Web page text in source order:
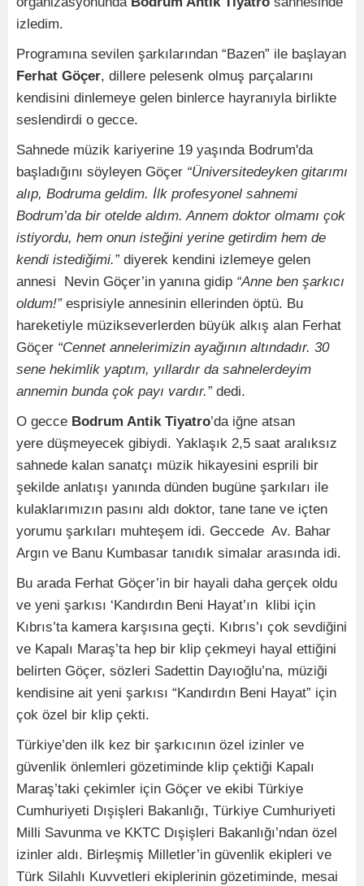
izledim.
Programına sevilen şarkılarından “Bazen” ile başlayan
Ferhat Göçer, dillere pelesenk olmuş parçalarını
kendisini dinlemeye gelen binlerce hayranıyla birlikte
seslendirdi o gecce.
Sahnede müzik kariyerine 19 yaşında Bodrum'da
başladığını söyleyen Göçer “Üniversitedeyken gitarımı
alıp, Bodruma geldim. İlk profesyonel sahnemi
Bodrum’da bir otelde aldım. Annem doktor olmamı çok
istiyordu, hem onun isteğini yerine getirdim hem de
kendi istediğimi.” diyerek kendini izlemeye gelen
annesi Nevin Göçer’in yanına gidip “Anne ben şarkıcı
oldum!” esprisiyle annesinin ellerinden öptü. Bu
hareketiyle müzikseverlerden büyük alkış alan Ferhat
Göçer “Cennet annelerimizin ayağının altındadır. 30
sene hekimlik yaptım, yıllardır da sahnelerdeyim
annemin bunda çok payı vardır.”dedi.
O gecce Bodrum Antik Tiyatro’da iğne atsan
yere düşmeyecek gibiydi. Yaklaşık 2,5 saat aralıksız
sahnede kalan sanatçı müzik hikayesini esprili bir
şekilde anlatışı yanında dünden bugüne şarkıları ile
kulaklarımızın pasını aldı doktor, tane tane ve içten
yorumu şarkıları muhteşem idi. Geccede Av. Bahar
Argın ve Banu Kumbasar tanıdık simalar arasında idi.
Bu arada Ferhat Göçer’in bir hayali daha gerçek oldu
ve yeni şarkısı ‘Kandırdın Beni Hayat’ın klibi için
Kıbrıs’ta kamera karşısına geçti. Kıbrıs’ı çok sevdiğini
ve Kapalı Maraş’ta hep bir klip çekmeyi hayal ettiğini
belirten Göçer, sözleri Sadettin Dayıoğlu’na, müziği
kendisine ait yeni şarkısı “Kandırdın Beni Hayat” için
çok özel bir klip çekti.
Türkiye’den ilk kez bir şarkıcının özel izinler ve
güvenlik önlemleri gözetiminde klip çektiği Kapalı
Maraş’taki çekimler için Göçer ve ekibi Türkiye
Cumhuriyeti Dışişleri Bakanlığı, Türkiye Cumhuriyeti
Milli Savunma ve KKTC Dışişleri Bakanlığı’ndan özel
izinler aldı. Birleşmiş Milletler’in güvenlik ekipleri ve
Türk Silahlı Kuvvetleri ekiplerinin gözetiminde, mesai